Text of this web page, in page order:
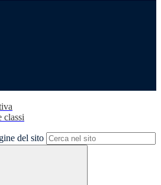
classi
del sito